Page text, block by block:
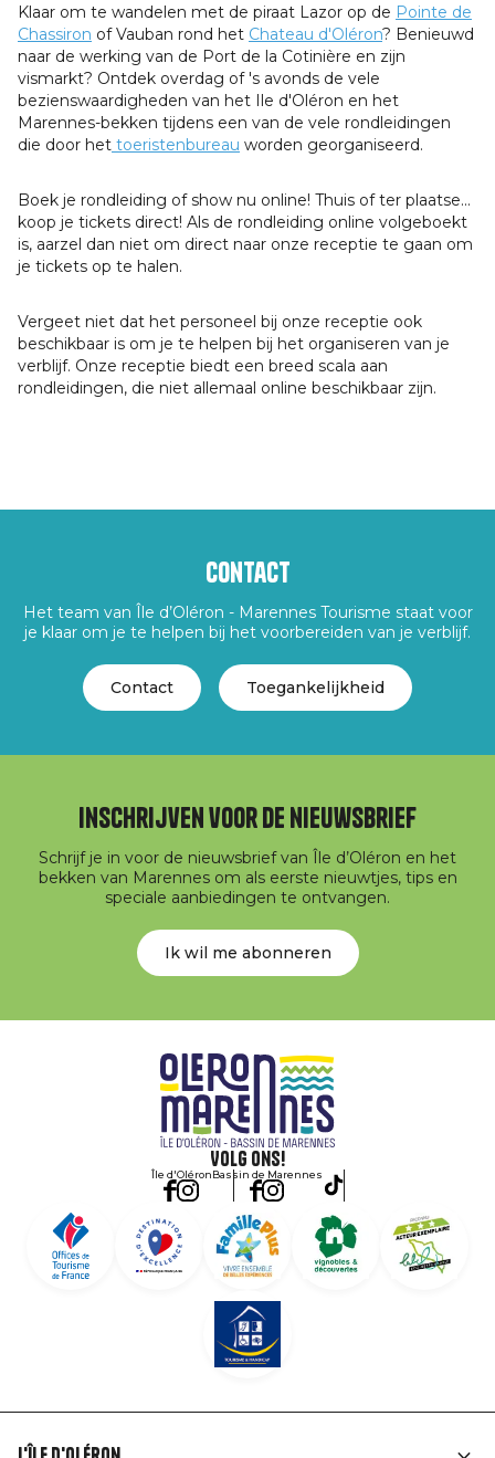
Klaar om te wandelen met de piraat Lazor op de Pointe de
Chassiron of Vauban rond het Chateau d'Oléron? Benieuwd
naar de werking van de Port de la Cotinière en zijn
vismarkt? Ontdek overdag of 's avonds de vele
bezienswaardigheden van het Ile d'Oléron en het
Marennes-bekken tijdens een van de vele rondleidingen
die door het toeristenbureau worden georganiseerd.
Boek je rondleiding of show nu online! Thuis of ter plaatse...
koop je tickets direct! Als de rondleiding online volgeboekt
is, aarzel dan niet om direct naar onze receptie te gaan om
je tickets op te halen.
Vergeet niet dat het personeel bij onze receptie ook
beschikbaar is om je te helpen bij het organiseren van je
verblijf. Onze receptie biedt een breed scala aan
rondleidingen, die niet allemaal online beschikbaar zijn.
Contact
Het team van Île d’Oléron - Marennes Tourisme staat voor
je klaar om je te helpen bij het voorbereiden van je verblijf.
Contact Toegankelijkheid
Inschrijven voor de nieuwsbrief
Schrijf je in voor de nieuwsbrief van Île d’Oléron en het
bekken van Marennes om als eerste nieuwtjes, tips en
speciale aanbiedingen te ontvangen.
Ik wil me abonneren
Volg ons!
Île d'OléronBassin de Marennes